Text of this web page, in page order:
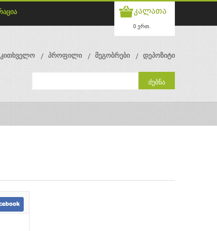
კალათა
0 ერთ.
პროფილი მეგობრები დეპოზიტი